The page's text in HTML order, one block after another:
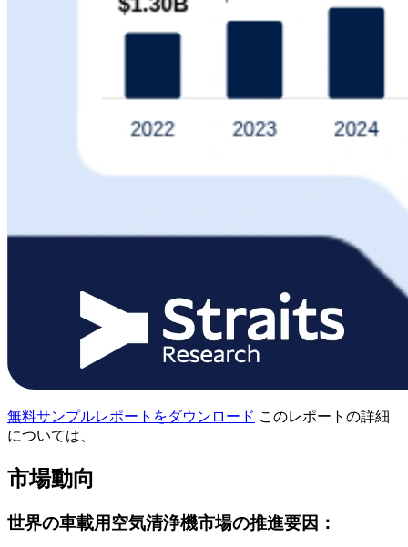
無料サンプルレポートをダウンロード このレポートの詳細
については、
市場動向
世界の車載用空気清浄機市場の推進要因：